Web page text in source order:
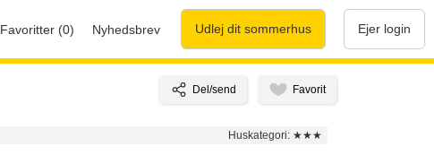
Favoritter (0) Nyhedsbrev Udlej dit sommerhus Ejer login
Huskategori: ★★★